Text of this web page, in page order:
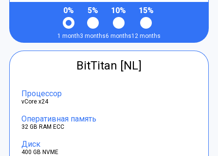
0%
1 month
5%
3 months
10%
6 months
15%
12 months
BitTitan [NL]
Процессор
vCore x24
Оперативная память
32 GB RAM ECC
Диск
400 GB NVME